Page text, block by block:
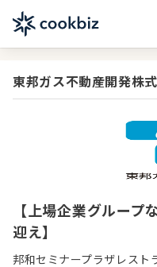
東邦ガス不動産開発株
【上場企業グループ
迎え】
邦和セミナープラザレスト